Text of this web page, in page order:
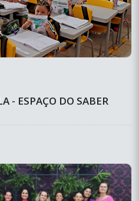
- ESPAÇO DO SABER